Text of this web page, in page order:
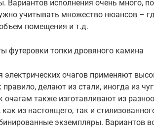
Вариантов исполнения очень много,
учитывать множество нюансов –
помещения и т.д.
футеровки топки дровяного камина
электрических очагов применяют
правило, делают из стали, иногда из
очагам также изготавливают из
из настоящего, так и
экземпляры. Вариантов